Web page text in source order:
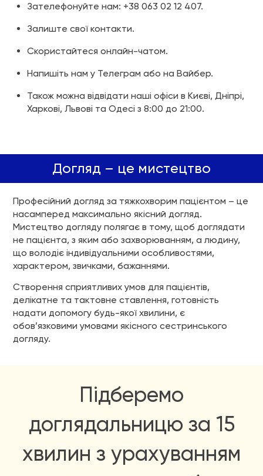
Зателефонуйте нам: +38 063 02 12 407.
Залиште свої контакти.
Скористайтеся онлайн-чатом.
Напишіть нам у Телеграм або на Вайбер.
Також можна відвідати наші офіси в Києві, Дніпрі,
Харкові, Львові та Одесі з 8:00 до 21:00.
Догляд – це мистецтво
Професійний догляд за тяжкохворим пацієнтом – це
насамперед максимально якісний догляд.
Мистецтво догляду полягає в тому, щоб доглядати
не пацієнта, з яким або захворюванням, а людину,
що володіє індивідуальними особливостями,
характером, звичками, бажаннями.
Створення сприятливих умов для пацієнтів,
делікатне та тактовне ставлення, готовність
надати допомогу будь-якої хвилини, є
обов’язковими умовами якісного сестринського
догляду.
Підберемо
доглядальницю за 15
хвилин з урахуванням